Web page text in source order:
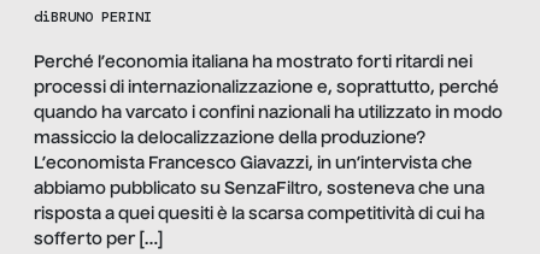
diBRUNO PERINI
Perché l’economia italiana ha mostrato forti ritardi nei
processi di internazionalizzazione e, soprattutto, perché
quando ha varcato i confini nazionali ha utilizzato in modo
massiccio la delocalizzazione della produzione?
L’economista Francesco Giavazzi, in un’intervista che
abbiamo pubblicato su SenzaFiltro, sosteneva che una
risposta a quei quesiti è la scarsa competitività di cui ha
sofferto per […]